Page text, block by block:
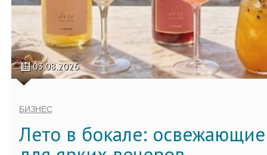
03.08.2026
БИЗНЕС
Лето в бокале: